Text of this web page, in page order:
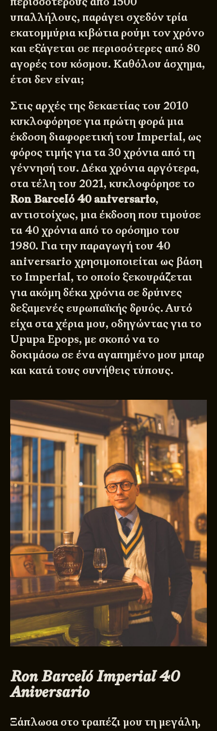
υπαλλήλους, παράγει σχεδόν τρία
εκατομμύρια κιβώτια ρούμι τον χρόνο
και εξάγεται σε περισσότερες από 80
αγορές του κόσμου. Καθόλου άσχημα,
έτσι δεν είναι;
Στις αρχές της δεκαετίας του 2010
κυκλοφόρησε για πρώτη φορά μια
έκδοση διαφορετική του Imperial, ως
φόρος τιμής για τα 30 χρόνια από τη
γέννησή του. Δέκα χρόνια αργότερα,
στα τέλη του 2021, κυκλοφόρησε το
Ron Barceló 40 aniversario,
αντιστοίχως, μια έκδοση που τιμούσε
τα 40 χρόνια από το ορόσημο του
1980. Για την παραγωγή του 40
aniversario χρησιμοποιείται ως βάση
το Imperial, το οποίο ξεκουράζεται
για ακόμη δέκα χρόνια σε δρύινες
δεξαμενές ευρωπαϊκής δρυός. Αυτό
είχα στα χέρια μου, οδηγώντας για το
Upupa Epops, με σκοπό να το
δοκιμάσω σε ένα αγαπημένο μου μπαρ
και κατά τους συνήθεις τύπους.
Ron Barceló Imperial 40
Aniversario
Ξάπλωσα στο τραπέζι μου τη μεγάλη,